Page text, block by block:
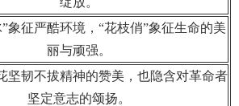
象征严酷环境，“花枝俏”象征生命的美
丽与顽强。
坚韧不拔精神的赞美，也隐含对革命者
坚定意志的颂扬。